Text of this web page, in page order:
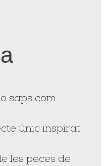
saps com
únic inspirat
les peces de